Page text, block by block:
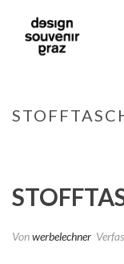
Vonwerbelechner